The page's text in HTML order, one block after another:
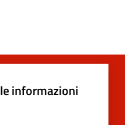
informazioni